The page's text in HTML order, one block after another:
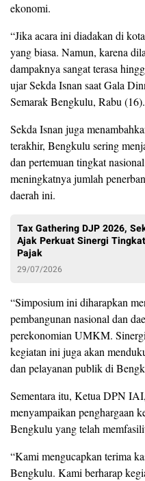
ekonomi.
“Jika acara ini diadakan di
yang biasa. Namun, karena
dampaknya sangat terasa
ujar Sekda Isnan saat Gala
Semarak Bengkulu, Rabu
Sekda Isnan juga
terakhir, Bengkulu sering
dan pertemuan tingkat
meningkatnya jumlah
daerah ini.
Tax Gathering DJP 2026,
Ajak Perkuat Sinergi
Pajak
29/07/2026
“Simposium ini diharapkan
pembangunan nasional dan
perekonomian UMKM.
kegiatan ini juga akan
dan pelayanan publik di
Sementara itu, Ketua DPN
menyampaikan penghargaan
Bengkulu yang telah
“Kami mengucapkan terima
Bengkulu. Kami berharap